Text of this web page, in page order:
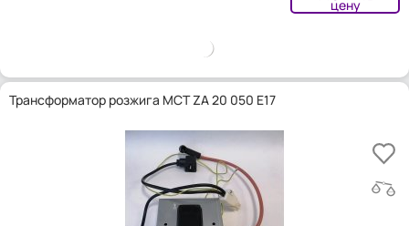
цену
Трансформатор розжига MCT ZA 20 050 E17